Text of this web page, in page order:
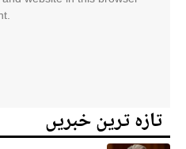
تازہ ترین خبریں